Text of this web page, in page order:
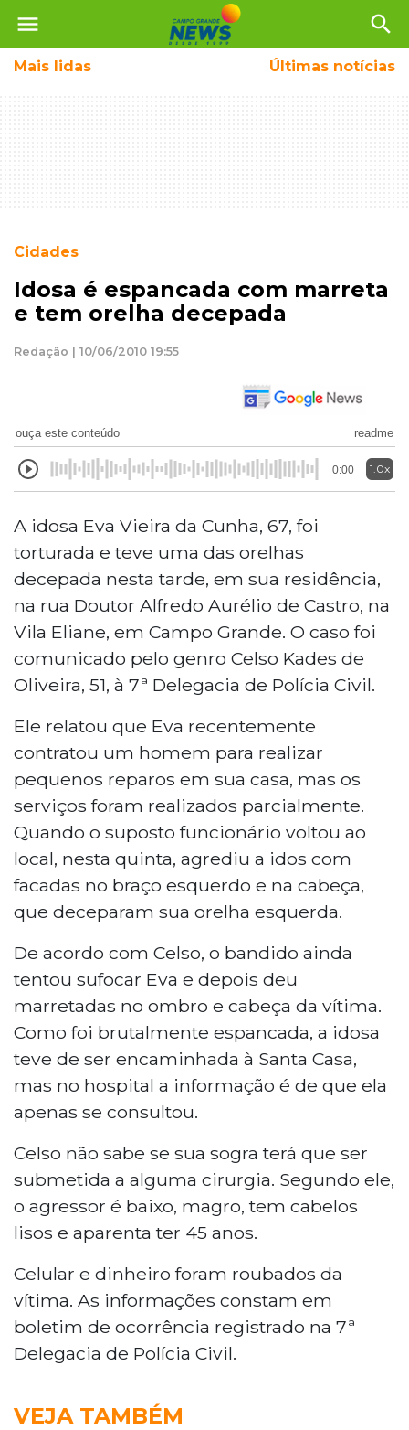
menu search
Mais lidas Últimas notícias
Cidades
Idosa é espancada com marreta
e tem orelha decepada
Redação | 10/06/2010 19:55
ouça este conteúdo readme
0:00 1.0x
A idosa Eva Vieira da Cunha, 67, foi
torturada e teve uma das orelhas
decepada nesta tarde, em sua residência,
na rua Doutor Alfredo Aurélio de Castro, na
Vila Eliane, em Campo Grande. O caso foi
comunicado pelo genro Celso Kades de
Oliveira, 51, à 7ª Delegacia de Polícia Civil.
Ele relatou que Eva recentemente
contratou um homem para realizar
pequenos reparos em sua casa, mas os
serviços foram realizados parcialmente.
Quando o suposto funcionário voltou ao
local, nesta quinta, agrediu a idos com
facadas no braço esquerdo e na cabeça,
que deceparam sua orelha esquerda.
De acordo com Celso, o bandido ainda
tentou sufocar Eva e depois deu
marretadas no ombro e cabeça da vítima.
Como foi brutalmente espancada, a idosa
teve de ser encaminhada à Santa Casa,
mas no hospital a informação é de que ela
apenas se consultou.
Celso não sabe se sua sogra terá que ser
submetida a alguma cirurgia. Segundo ele,
o agressor é baixo, magro, tem cabelos
lisos e aparenta ter 45 anos.
Celular e dinheiro foram roubados da
vítima. As informações constam em
boletim de ocorrência registrado na 7ª
Delegacia de Polícia Civil.
VEJA TAMBÉM